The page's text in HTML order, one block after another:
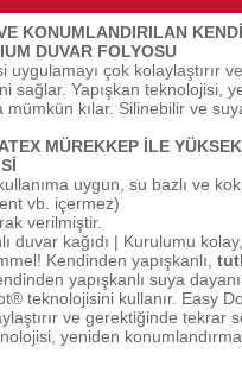
KONUMLANDIRILAN
DUVAR FOLYOSU
uygulamayı çok kolaylaştırır
sağlar. Yapışkan teknolojisi,
mümkün kılar. Silinebilir ve
MÜREKKEP İLE
uygun, su bazlı ve
vb. içermez)
verilmiştir.
duvar kağıdı | Kurulumu
Kendinden yapışkanlı,
yapışkanlı suya
teknolojisini kullanır. Easy
ve gerektiğinde tekrar
yeniden